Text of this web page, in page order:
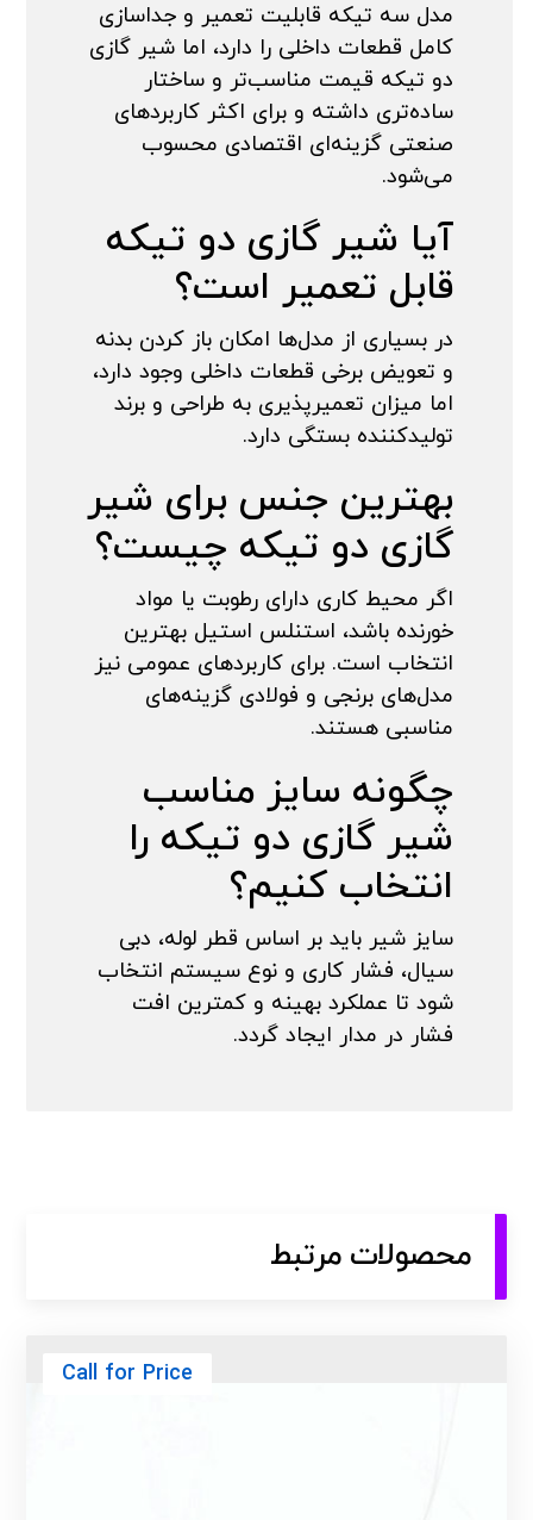
مدل سه تیکه قابلیت تعمیر و جداسازی
کامل قطعات داخلی را دارد، اما شیر گازی
دو تیکه قیمت مناسب‌تر و ساختار
ساده‌تری داشته و برای اکثر کاربردهای
صنعتی گزینه‌ای اقتصادی محسوب
می‌شود.
آیا شیر گازی دو تیکه
قابل تعمیر است؟
در بسیاری از مدل‌ها امکان باز کردن بدنه
و تعویض برخی قطعات داخلی وجود دارد،
اما میزان تعمیرپذیری به طراحی و برند
تولیدکننده بستگی دارد.
بهترین جنس برای شیر
گازی دو تیکه چیست؟
اگر محیط کاری دارای رطوبت یا مواد
خورنده باشد، استنلس استیل بهترین
انتخاب است. برای کاربردهای عمومی نیز
مدل‌های برنجی و فولادی گزینه‌های
مناسبی هستند.
چگونه سایز مناسب
شیر گازی دو تیکه را
انتخاب کنیم؟
سایز شیر باید بر اساس قطر لوله، دبی
سیال، فشار کاری و نوع سیستم انتخاب
شود تا عملکرد بهینه و کمترین افت
فشار در مدار ایجاد گردد.
محصولات مرتبط
Call for Price